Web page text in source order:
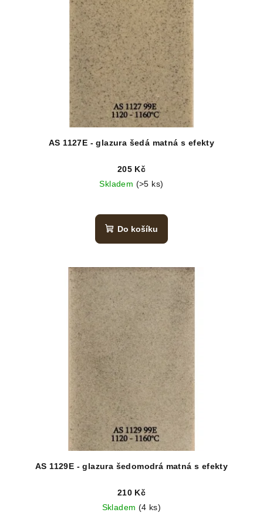
AS 1127E - glazura šedá matná s efekty
205 Kč
Skladem (>5 ks)
Do košíku
AS 1129E - glazura šedomodrá matná s efekty
210 Kč
Skladem (4 ks)